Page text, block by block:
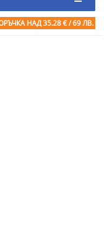
НАД 35.28 € / 69 ЛВ.